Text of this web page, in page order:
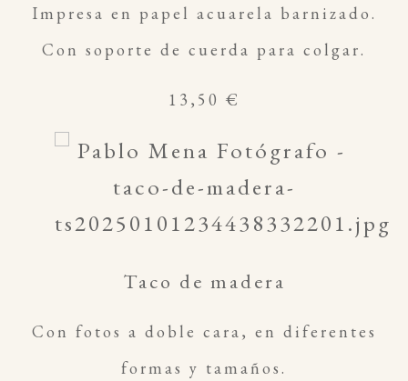
Impresa en papel acuarela barnizado.
Con soporte de cuerda para colgar.
13,50 €
Taco de madera
Con fotos a doble cara, en diferentes
formas y tamaños.